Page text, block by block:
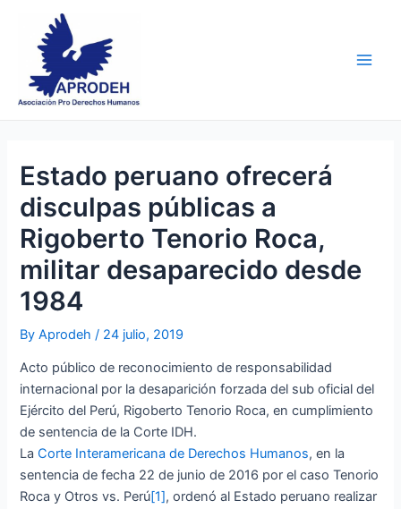
content
Estado peruano ofrecerá
disculpas públicas a
Rigoberto Tenorio Roca,
militar desaparecido desde
1984
ByAprodeh/ 24 julio, 2019
Acto público de reconocimiento de responsabilidad
internacional por la desaparición forzada del sub oficial del
Ejército del Perú, Rigoberto Tenorio Roca, en cumplimiento
de sentencia de la Corte IDH.
LaCorte Interamericana de Derechos Humanos, en la
sentencia de fecha 22 de junio de 2016 por el caso Tenorio
Roca y Otros vs. Perú[1], ordenó al Estado peruano realizar
navigation